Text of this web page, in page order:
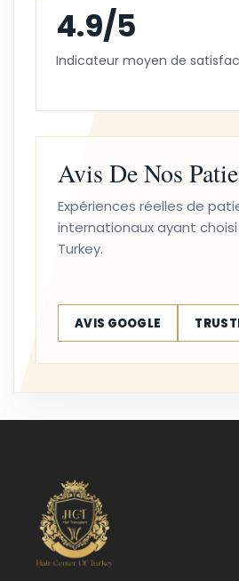
4.9/5
Indicateur moyen de
Avis De Nos
Expériences réelles de
internationaux ayant
Turkey.
AVIS GOOGLE